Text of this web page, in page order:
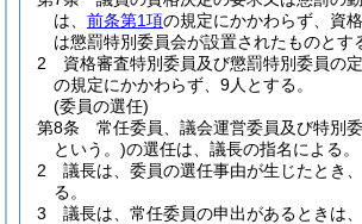
は、 前条第1項の規定にかかわらず、資
は懲罰特別委員会が設置されたものとす
2
資格審査特別委員及び懲罰特別委員の定
の規定にかかわらず、9人とする。
(委員の選任)
第8条
常任委員、議会運営委員及び特別
という。)の選任は、議長の指名による。
2
議長は、委員の選任事由が生じたとき
る。
3
議長は、常任委員の申出があるときは